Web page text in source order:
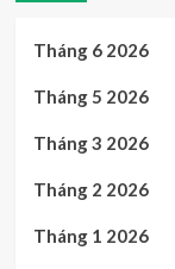
Tháng 6 2026
Tháng 5 2026
Tháng 3 2026
Tháng 2 2026
Tháng 1 2026